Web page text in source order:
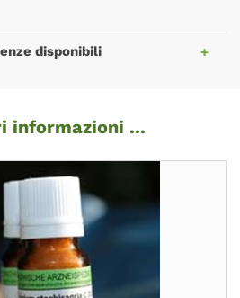
disponibili
informazioni ...